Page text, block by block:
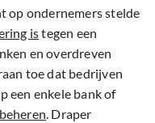
op ondernemers stelde
istegen een
en overdreven
toe dat bedrijven
een enkele bank of
. Draper